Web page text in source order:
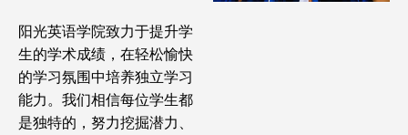
阳光英语学院致力于提升学
生的学术成绩，在轻松愉快
的学习氛围中培养独立学习
能力。我们相信每位学生都
是独特的，努力挖掘潜力、